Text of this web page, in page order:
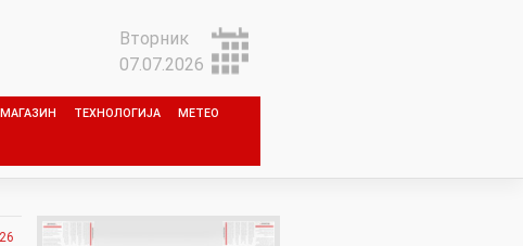
Вторник
07.07.2026
МАГАЗИН ТЕХНОЛОГИЈА МЕТЕО